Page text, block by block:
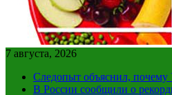
7 августа, 2026
Следопыт объяснил, почему
В России сообщили о